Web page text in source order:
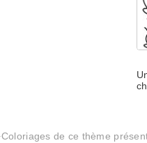
Coloriages de ce thème